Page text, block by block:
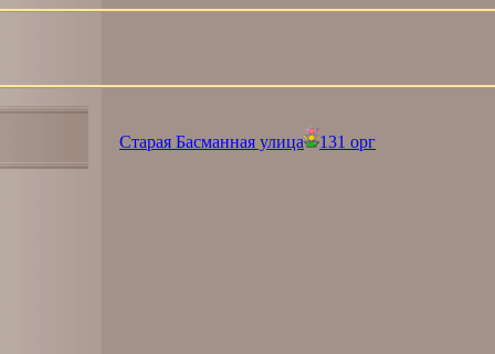
Старая Басманная улица 131 орг